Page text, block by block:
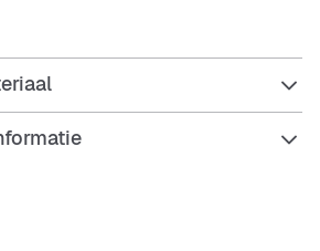
en comfortabel.
zijkanten zorgen voor extra
zorgt voor stevigheid en grip